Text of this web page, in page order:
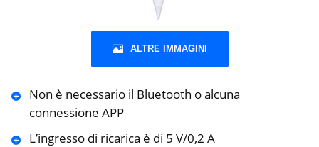
ALTRE IMMAGINI
Non è necessario il Bluetooth o alcuna
connessione APP
L’ingresso di ricarica è di 5 V/0,2 A